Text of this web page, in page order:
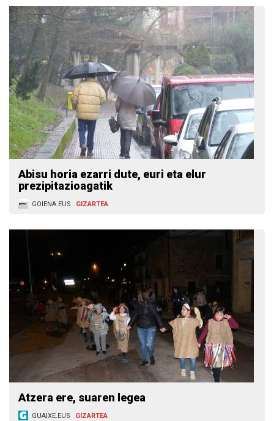
Abisu horia ezarri dute, euri eta elur
prezipitazioagatik
GOIENA.EUS GIZARTEA
Atzera ere, suaren legea
GUAIXE.EUS GIZARTEA